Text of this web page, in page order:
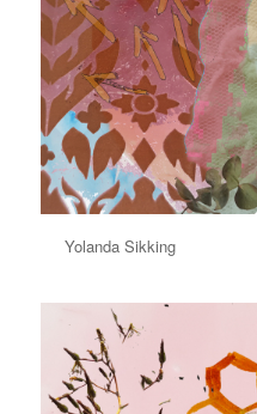
Yolanda Sikking